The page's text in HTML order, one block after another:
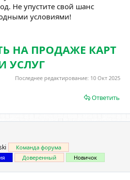
Не упустите свой шанс
условиями!
НА ПРОДАЖЕ КАРТ
УСЛУГ
Последнее редактирование: 10 Окт 2025
Ответить
Команда форума
Доверенный Новичок